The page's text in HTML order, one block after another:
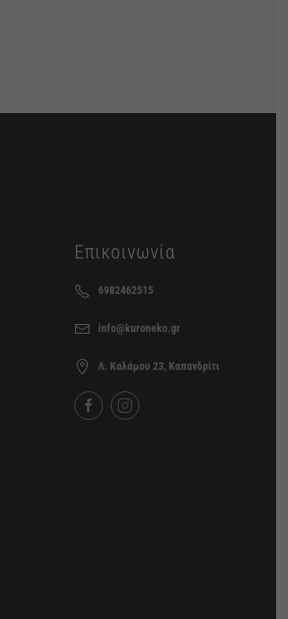
Επικοινωνία
6982462515
info@kuroneko.gr
Λ. Καλάμου 23, Καπανδρίτι